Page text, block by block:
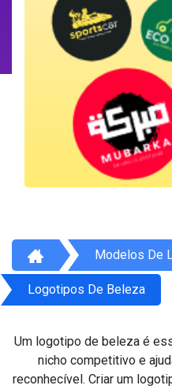
Modelos De
Logotipos De Beleza
Um logotipo de beleza é
nicho competitivo e
reconhecível. Criar um